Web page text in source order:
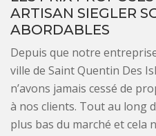
ARTISAN SIEGLER
ABORDABLES
Depuis que notre
ville de Saint Quentin Des
n’avons jamais cessé de
à nos clients. Tout au long
plus bas du marché et cela